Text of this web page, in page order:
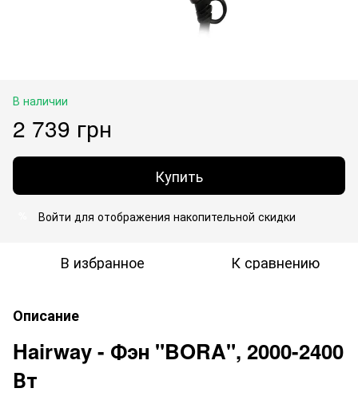
В наличии
2 739 грн
Купить
Войти для отображения накопительной скидки
В избранное К сравнению
Описание
Hairway - Фэн "BORA", 2000-2400
Вт